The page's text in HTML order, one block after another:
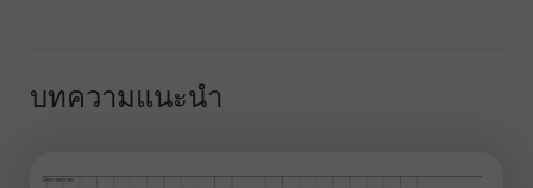
บทความแนะนำ